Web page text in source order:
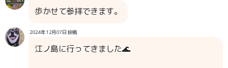
歩かせて参拝できます。
2024年12月07日投稿
江ノ島に行ってきました🌊